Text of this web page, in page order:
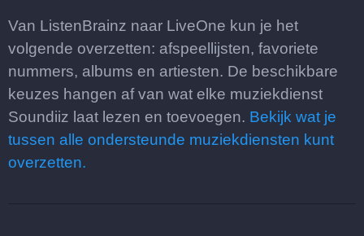
Van ListenBrainz naar LiveOne kun je het
volgende overzetten: afspeellijsten, favoriete
nummers, albums en artiesten. De beschikbare
keuzes hangen af van wat elke muziekdienst
Soundiiz laat lezen en toevoegen. Bekijk wat je
tussen alle ondersteunde muziekdiensten kunt
overzetten.